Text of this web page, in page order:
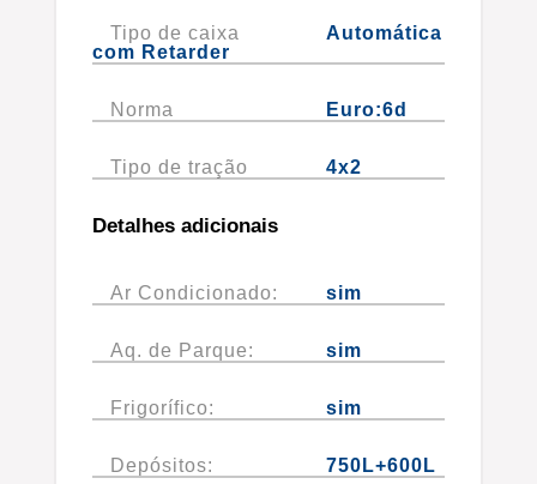
Tipo de caixa
Automática
com Retarder
Norma Euro:6d
Tipo de tração 4x2
Detalhes adicionais
Ar Condicionado: sim
Aq. de Parque: sim
Frigorífico: sim
Depósitos: 750L+600L